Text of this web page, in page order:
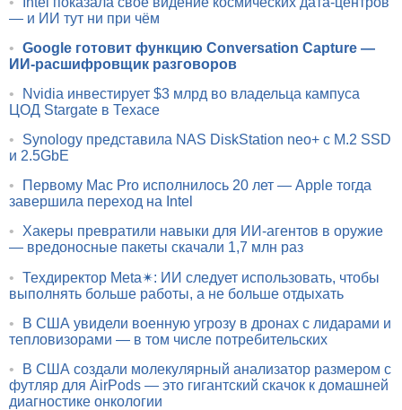
— и ИИ тут ни при чём
• Google готовит функцию Conversation Capture —
ИИ-расшифровщик разговоров
•
Nvidia инвестирует $3 млрд во владельца кампуса
ЦОД Stargate в Техасе
•
Synology представила NAS DiskStation neo+ с M.2 SSD
и 2.5GbE
•
Первому Mac Pro исполнилось 20 лет — Apple тогда
завершила переход на Intel
•
Хакеры превратили навыки для ИИ-агентов в оружие
— вредоносные пакеты скачали 1,7 млн раз
• Техдиректор Meta✴: ИИ следует использовать, чтобы
выполнять больше работы, а не больше отдыхать
•
В США увидели военную угрозу в дронах с лидарами и
тепловизорами — в том числе потребительских
•
В США создали молекулярный анализатор размером с
футляр для AirPods — это гигантский скачок к домашней
диагностике онкологии